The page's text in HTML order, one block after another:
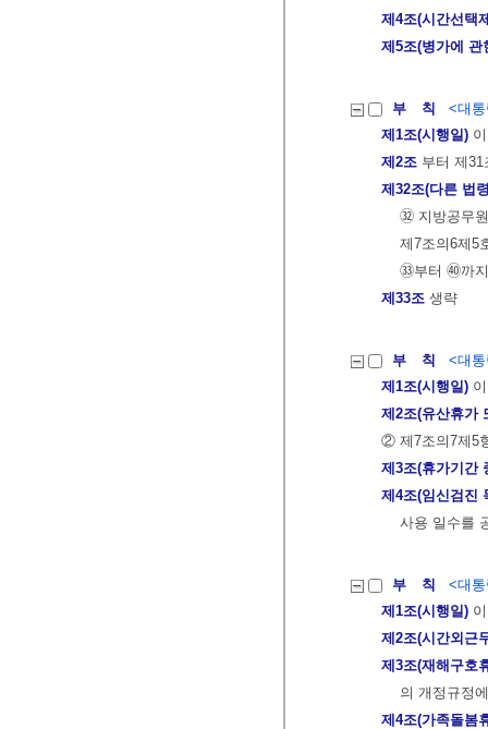
제4조(시간선택
제5조(병가에 관
부 칙
<대
제1조(시행일)
제2조 부터 제
제32조(다른 법
㉜ 지방공무
제7조의6제5
㉝부터 ㊵까
제33조 생략
부 칙
<대
제1조(시행일)
제2조(유산휴가
② 제7조의7제5
제3조(휴가기간
제4조(임신검진
사용 일수를
부 칙
<대
제1조(시행일)
제2조(시간외근
제3조(재해구호
의 개정규정
제4조(가족돌봄